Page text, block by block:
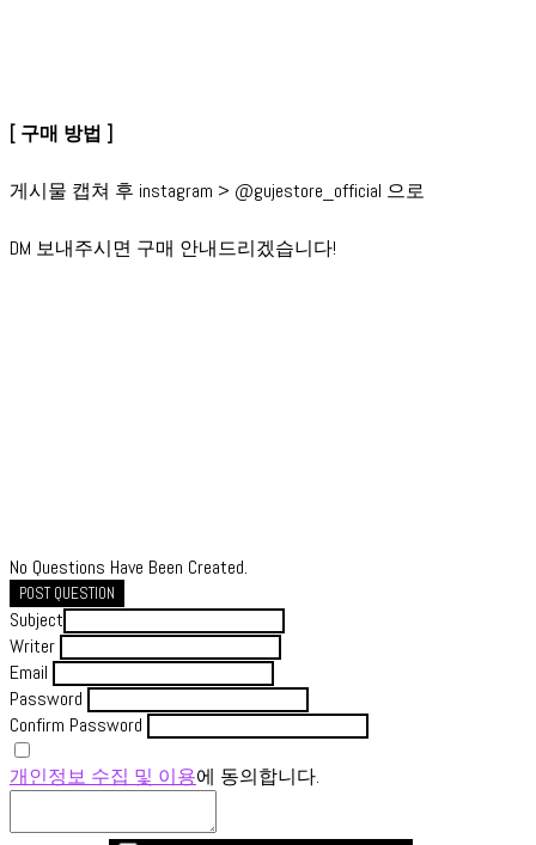
[ 구매 방법 ]
게시물 캡쳐 후 instagram > @gujestore_official 으로
DM 보내주시면 구매 안내드리겠습니다!
No Questions Have Been Created.
POST QUESTION
Subject
Writer
Email
Password
Confirm Password
개인정보 수집 및 이용에 동의합니다.